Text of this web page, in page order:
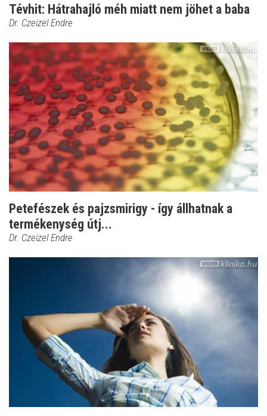
Tévhit: Hátrahajló méh miatt nem jöhet a baba
Dr. Czeizel Endre
Petefészek és pajzsmirigy - így állhatnak a
termékenység útj...
Dr. Czeizel Endre